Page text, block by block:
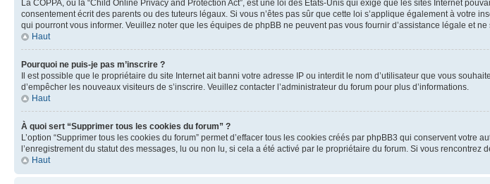
La COPPA, ou la “Child Online Privacy and Protection Act”, est une loi des États-Unis qui exige que les sites Internet
consentement écrit des parents ou des tuteurs légaux. Si vous n’êtes pas sûr que cette loi s’applique également à
qui pourront vous informer. Veuillez noter que les équipes de phpBB ne peuvent pas vous fournir d’assistance légale et
Haut
Pourquoi ne puis-je pas m’inscrire ?
Il est possible que le propriétaire du site Internet ait banni votre adresse IP ou interdit le nom d’utilisateur que vous
d’empêcher les nouveaux visiteurs de s’inscrire. Veuillez contacter l’administrateur du forum pour plus d’informations.
Haut
À quoi sert “Supprimer tous les cookies du forum” ?
L’option “Supprimer tous les cookies du forum” permet d’effacer tous les cookies créés par phpBB3 qui conservent
l’enregistrement du statut des messages, lu ou non lu, si cela a été activé par le propriétaire du forum. Si vous
Haut